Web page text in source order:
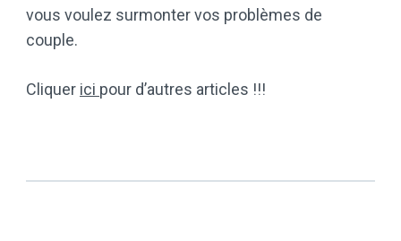
vous voulez surmonter vos problèmes de
couple.
Cliquer ici pour d’autres articles !!!